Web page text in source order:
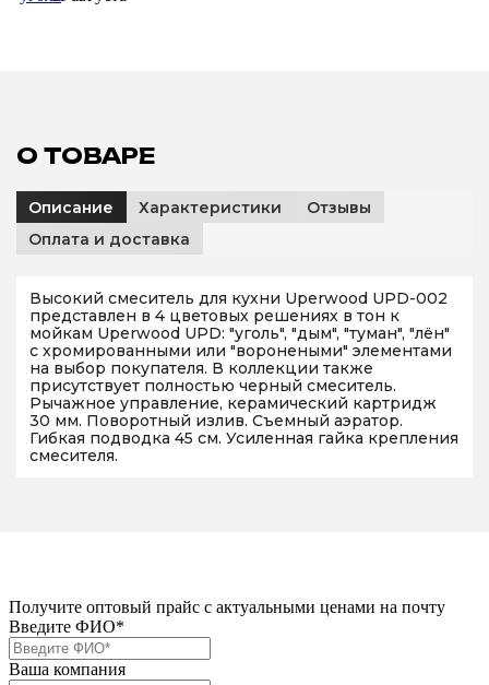
О ТОВАРЕ
Описание Характеристики
Отзывы
Оплата и доставка
Высокий смеситель для кухни Uperwood UPD-002
представлен в 4 цветовых решениях в тон к
мойкам Uperwood UPD: "уголь", "дым", "туман", "лён"
с хромированными или "воронеными" элементами
на выбор покупателя. В коллекции также
присутствует полностью черный смеситель.
Рычажное управление, керамический картридж
30 мм. Поворотный излив. Съемный аэратор.
Гибкая подводка 45 см. Усиленная гайка крепления
смесителя.
Получите оптовый прайс с актуальными ценами на почту
Введите ФИО*
Ваша компания